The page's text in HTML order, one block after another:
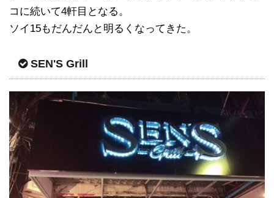
コに続いて4軒目となる。
ソイ15もだんだんと明るくなってきた。
SEN'S Grill